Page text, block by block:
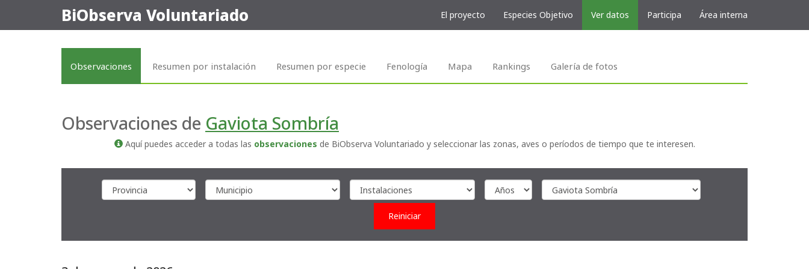
BiObserva Voluntariado El proyecto Especies Objetivo Ver datos Participa Área interna
Observaciones Resumen por instalación Resumen por especie Fenología Mapa Rankings Galería de fotos
Observaciones de Gaviota Sombría
Aquí puedes acceder a todas las observaciones de BiObserva Voluntariado y seleccionar las zonas, aves o períodos de tiempo que te interesen.
Reiniciar